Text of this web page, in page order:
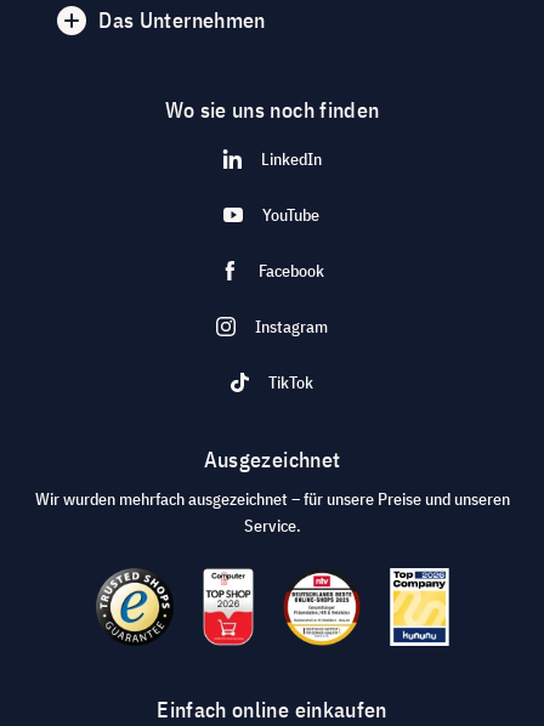
Das Unternehmen
Wo sie uns noch finden
LinkedIn
YouTube
Facebook
Instagram
TikTok
Ausgezeichnet
Wir wurden mehrfach ausgezeichnet – für unsere Preise und unseren
Service.
Einfach online einkaufen